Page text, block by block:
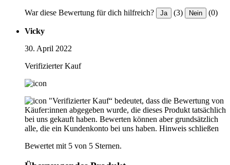
War diese Bewertung für dich hilfreich? Ja (3) Nein (0)
Vicky
30. April 2022
Verifizierter Kauf
"Verifizierter Kauf“ bedeutet, dass die Bewertung von
Käufer:innen abgegeben wurde, die dieses Produkt tatsächlich
bei uns gekauft haben. Bewerten können aber grundsätzlich
alle, die ein Kundenkonto bei uns haben. Hinweis schließen
Bewertet mit 5 von 5 Sternen.